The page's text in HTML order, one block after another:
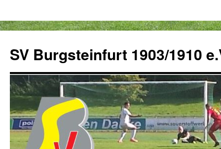
springen
SV Burgsteinfurt 1903/1910